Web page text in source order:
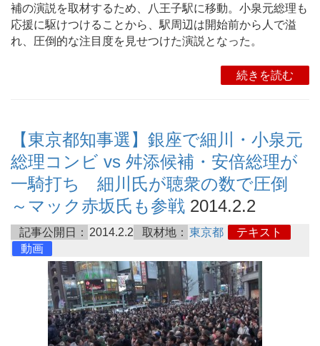
補の演説を取材するため、八王子駅に移動。小泉元総理も
応援に駆けつけることから、駅周辺は開始前から人で溢
れ、圧倒的な注目度を見せつけた演説となった。
続きを読む
【東京都知事選】銀座で細川・小泉元
総理コンビ vs 舛添候補・安倍総理が
一騎打ち 細川氏が聴衆の数で圧倒
～マック赤坂氏も参戦 2014.2.2
記事公開日： 2014.2.2 取材地： 東京都
テキスト
動画